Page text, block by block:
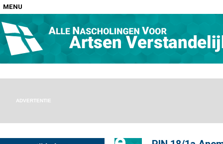
MENU
Home
Nascholingen op locatie (agenda)
ADVERTENTIE